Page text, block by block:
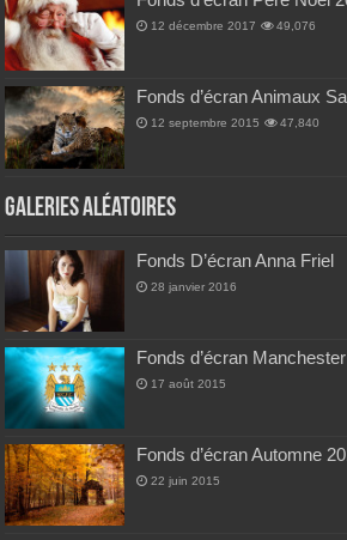
12 décembre 2017 49,076
Fonds d’écran Animaux
12 septembre 2015 47,840
Galeries Aléatoires
Fonds D’écran Anna Friel
28 janvier 2016
Fonds d’écran
17 août 2015
Fonds d’écran Automne
22 juin 2015